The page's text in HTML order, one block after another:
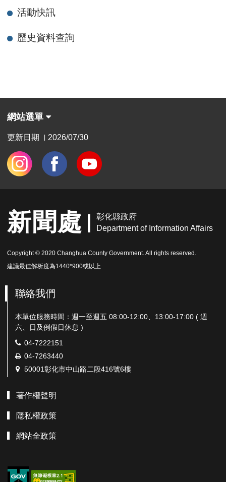
活動快訊
歷史資料查詢
網站選單
更新日期 2026/07/30
新聞處
彰化縣政府
Department of Information Affairs
Copyright © 2020 Changhua County Government. All rights reserved.
建議最佳解析度為1440*900或以上
聯絡我們
本單位服務時間：週一至週五 08:00-12:00、13:00-17:00 ( 週
六、日及例假日休息 )
電
話：
04-7222151
傳
真：
04-7263440
地
50001彰化市中山路二段416號6樓
著作權聲明
隱私權政策
網站全政策